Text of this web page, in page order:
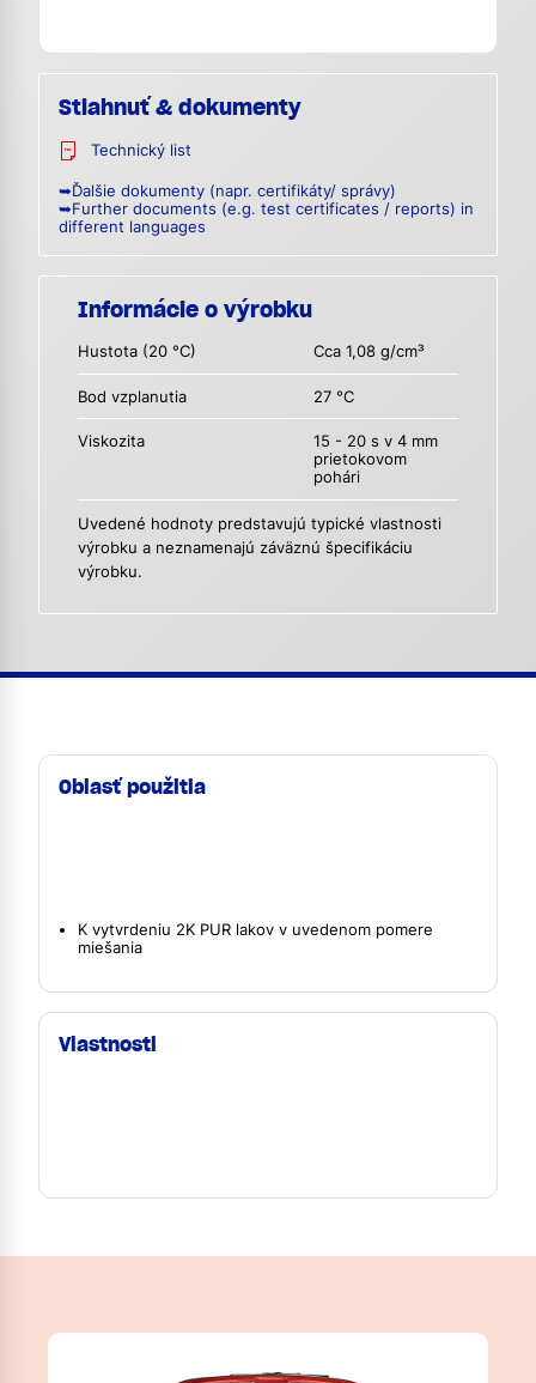
Stiahnuť & dokumenty
Technický list
➥Ďalšie dokumenty (napr. certifikáty/ správy)
➥Further documents (e.g. test certificates / reports) in
different languages
Informácie o výrobku
Hustota (20 °C) Cca 1,08 g/cm³
Bod vzplanutia 27 °C
Viskozita
15 - 20 s v 4 mm
prietokovom
pohári
Uvedené hodnoty predstavujú typické vlastnosti
výrobku a neznamenajú záväznú špecifikáciu
výrobku.
Oblasť použitia
K vytvrdeniu 2K PUR lakov v uvedenom pomere
miešania
Vlastnosti